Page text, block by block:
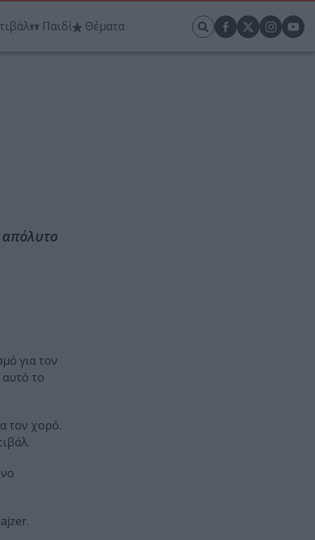
Παιδί Θέματα
απόλυτο
για τον
αυτό το
τον χορό.